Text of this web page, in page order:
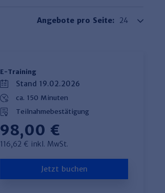
Angebote pro Seite:
E-Training
Stand 19.02.2026
ca. 150 Minuten
Teilnahmebestätigung
98,00 €
116,62 € inkl. MwSt.
Jetzt buchen